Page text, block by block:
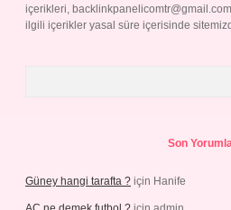
içerikleri, backlinkpanelicomtr@gmail.com
ilgili içerikler yasal süre içerisinde
Son
Güney hangi tarafta ? için Hanife